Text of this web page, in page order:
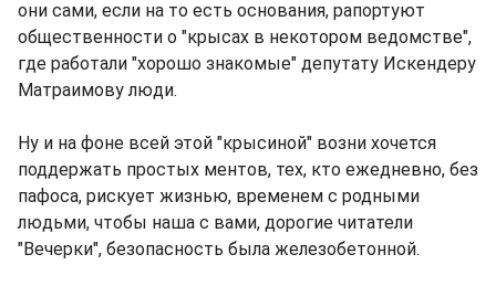
они сами, если на то есть основания, рапортуют
общественности о "крысах в некотором ведомстве",
где работали "хорошо знакомые" депутату Искендеру
Матраимову люди.
Ну и на фоне всей этой "крысиной" возни хочется
поддержать простых ментов, тех, кто ежедневно, без
пафоса, рискует жизнью, временем с родными
людьми, чтобы наша с вами, дорогие читатели
"Вечерки", безопасность была железобетонной.